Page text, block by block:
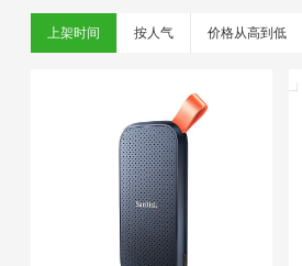
上架时间 按人气 价格从高到低